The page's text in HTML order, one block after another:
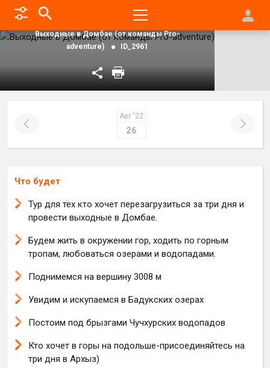
Главная
Туры на Кавказ
Выходные в Домбае (от команды Pro-
adventure)
ID_2961
Авг '22
26
Что будет
Тур для тех кто хочет перезагрузиться за три дня и
провести выходные в Домбае.
Будем жить в окружении гор, ходить по горным
тропам, любоваться озерами и водопадами.
Поднимемся на вершину 3008 м
Увидим и искупаемся в Бадукских озерах
Постоим под брызгами Чучхурских водопадов
Кто хочет в горы на подольше-присоединяйтесь на
три дня в Архыз)